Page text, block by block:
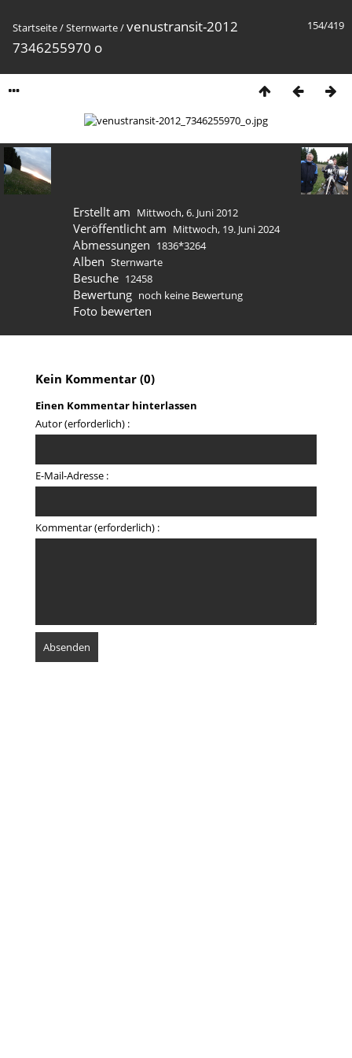
154/419
Startseite/Sternwarte/venustransit-2012
7346255970 o
Erstellt am Mittwoch, 6. Juni 2012
Veröffentlicht am Mittwoch, 19. Juni 2024
Abmessungen 1836*3264
Alben Sternwarte
Besuche 12458
Bewertung noch keine Bewertung
Foto bewerten
Kein Kommentar (0)
Einen Kommentar hinterlassen
Autor (erforderlich) :
E-Mail-Adresse :
Kommentar (erforderlich) :